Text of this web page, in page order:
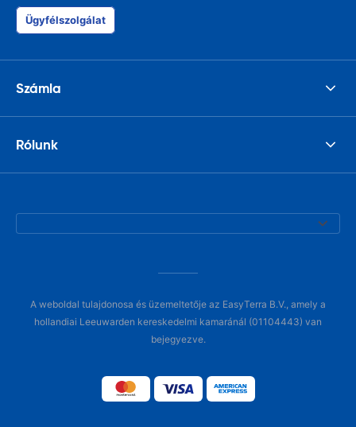
Ügyfélszolgálat
Számla
Rólunk
A weboldal tulajdonosa és üzemeltetője az EasyTerra B.V., amely a
hollandiai Leeuwarden kereskedelmi kamaránál (01104443) van
bejegyezve.